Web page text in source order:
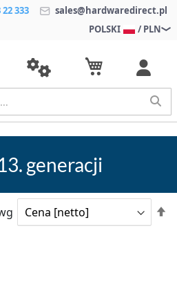
22 333
sales@hardwaredirect.pl
POLSKI
/ PLN
generacji